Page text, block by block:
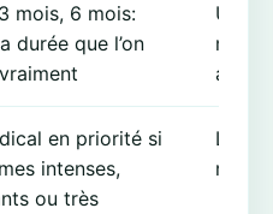
mois, 6 mois:
durée que l’on
Une
mieux
en priorité si
intenses,
ou très
La